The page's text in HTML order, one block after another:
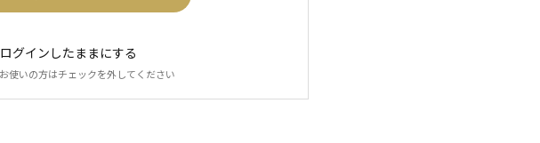
ログインしたままにする
使いの方はチェックを外してください